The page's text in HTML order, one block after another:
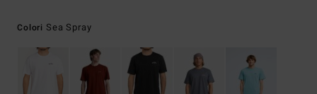
Colori Sea Spray